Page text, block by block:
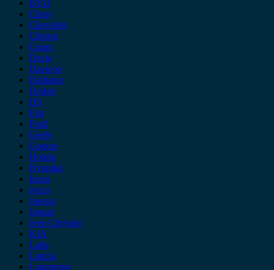
BYD
Chery
Chevrolet
Citroen
Cupra
Dacia
Daewoo
Daihatsu
Dodge
DS
Fiat
Ford
Geely
Gonow
Honda
Hyundai
Isuzu
iveco
Jaecoo
Jaguar
Jeep Chrysler
KIA
Lada
Lancia
Leapmotor